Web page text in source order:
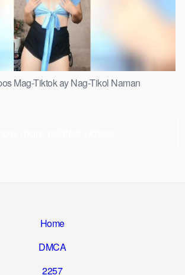
Mag-Tiktok ay Nag-Tikol Naman
Home
DMCA
2257